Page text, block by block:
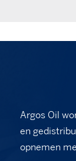
Argos Oil
en
opnemen